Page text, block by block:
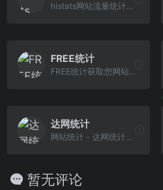
histats网站流量统计工具 100% 免费， 无服务限制。
FREE统计
FREE统计获取您网站的实时统计数据，包括访问量、用户行为和来源分析。我们的工具帮助您深入了解访客习惯，优化内容策略，从而有效提升网站流量和转化率
达网统计
网站统计 - 达网统计是一款专业且实用性强的在线网站流量统计及分析系统，适合于各类网站，并可根据客户要求任意定制界面和开发。
暂无评论